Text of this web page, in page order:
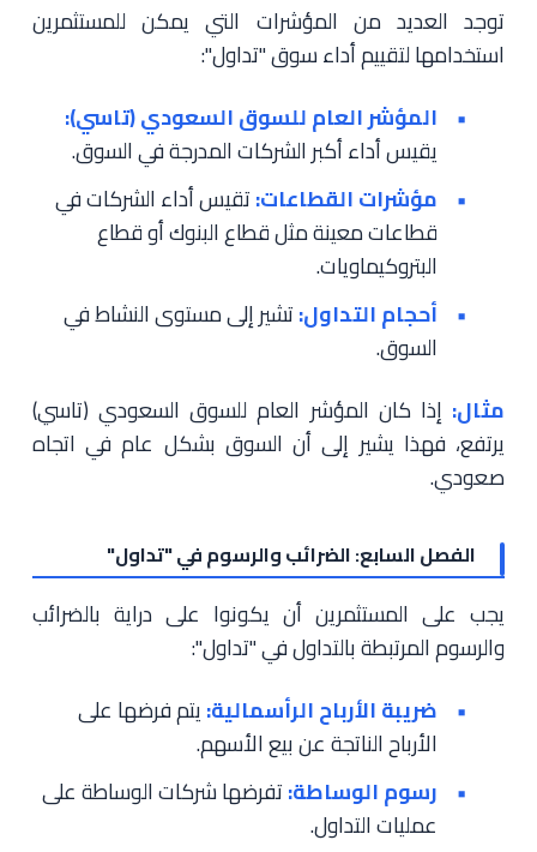
توجد العديد من المؤشرات التي يمكن للمستثمرين
استخدامها لتقييم أداء سوق "تداول":
المؤشر العام للسوق السعودي (تاسي):
يقيس أداء أكبر الشركات المدرجة في السوق.
مؤشرات القطاعات:تقيس أداء الشركات في
قطاعات معينة مثل قطاع البنوك أو قطاع
البتروكيماويات.
أحجام التداول:تشير إلى مستوى النشاط في
السوق.
مثال: إذا كان المؤشر العام للسوق السعودي (تاسي)
يرتفع، فهذا يشير إلى أن السوق بشكل عام في اتجاه
صعودي.
الفصل السابع: الضرائب والرسوم في "تداول"
يجب على المستثمرين أن يكونوا على دراية بالضرائب
والرسوم المرتبطة بالتداول في "تداول":
ضريبة الأرباح الرأسمالية:يتم فرضها على
الأرباح الناتجة عن بيع الأسهم.
رسوم الوساطة:تفرضها شركات الوساطة على
عمليات التداول.